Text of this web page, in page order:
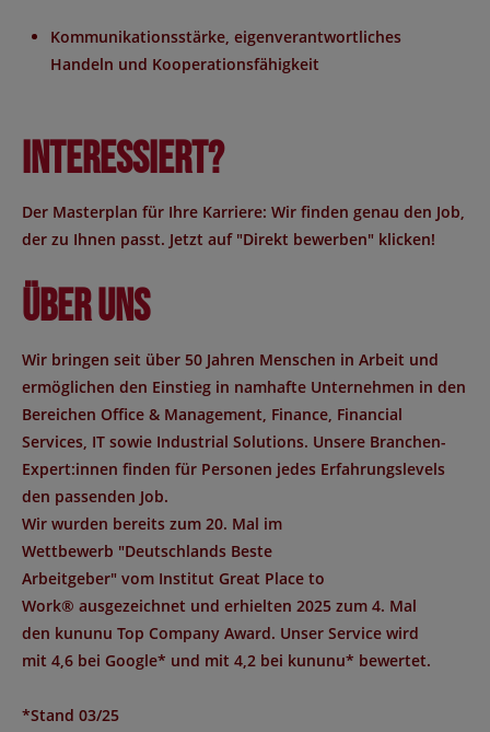
Kommunikationsstärke, eigenverantwortliches
Handeln und Kooperationsfähigkeit
Interessiert?
Der Masterplan für Ihre Karriere: Wir finden genau den Job,
der zu Ihnen passt. Jetzt auf "Direkt bewerben" klicken!
Über uns
Wir bringen seit über 50 Jahren Menschen in Arbeit und
ermöglichen den Einstieg in namhafte Unternehmen in den
Bereichen Office & Management, Finance, Financial
Services, IT sowie Industrial Solutions. Unsere Branchen-
Expert:innen finden für Personen jedes Erfahrungslevels
den passenden Job.
Wir wurden bereits zum 20. Mal im
Wettbewerb "Deutschlands Beste
Arbeitgeber" vom Institut Great Place to
Work® ausgezeichnet und erhielten 2025 zum 4. Mal
den kununu Top Company Award. Unser Service wird
mit 4,6 bei Google* und mit 4,2 bei kununu* bewertet.
*Stand 03/25